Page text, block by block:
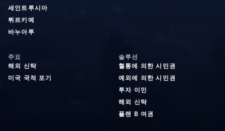
세인트루시아
튀르키예
바누아투
주요
해외 신탁
미국 국적 포기
솔루션
혈통에 의한 시민권
예외에 의한 시민권
투자 이민
해외 신탁
플랜 B 여권